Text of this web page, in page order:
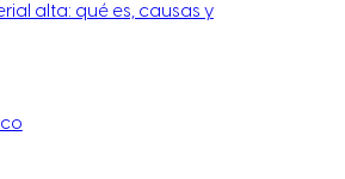
alta: qué es, causas y